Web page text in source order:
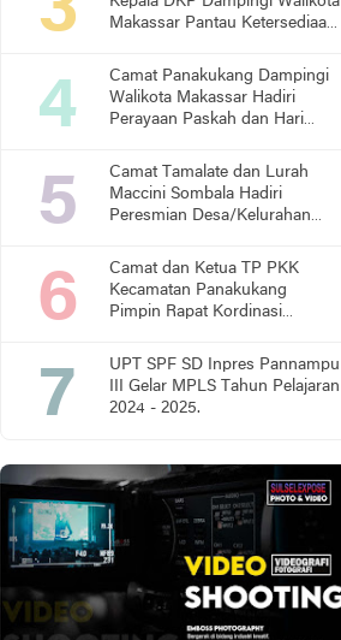
Makassar Pantau Ketersediaan
Camat Panakukang Dampingi
Walikota Makassar Hadiri
Perayaan Paskah dan Hari
Camat Tamalate dan Lurah
Maccini Sombala Hadiri
Peresmian Desa/Kelurahan
Camat dan Ketua TP PKK
Kecamatan Panakukang
Pimpin Rapat Kordinasi
Stunting
UPT SPF SD Inpres Pannampu
III Gelar MPLS Tahun Pelajaran
2024 - 2025.